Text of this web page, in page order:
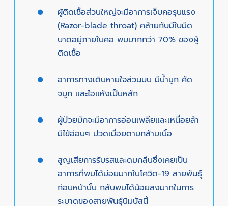
ผู้ติดเชื้อส่วนใหญ่จะมีอาการเจ็บคอรุนแรง
(Razor-blade throat) คล้ายกับมีใบมีด
บาดอยู่ภายในคอ พบมากกว่า 70% ของผู้
ติดเชื้อ
อาการทางเดินหายใจส่วนบน มีน้ำมูก คัด
จมูก และไอแห้งเป็นหลัก
ผู้ป่วยมักจะมีอาการอ่อนเพลียและเหนื่อยล้า
มีไข้อ่อนๆ ปวดเมื่อยตามกล้ามเนื้อ
สูญเสียการรับรสและดมกลิ่นซึ่งเคยเป็น
อาการที่พบได้บ่อยมากในโควิด-19 สายพันธุ์
ก่อนหน้านั้น กลับพบได้น้อยลงมากในการ
ระบาดของสายพันธุ์นิมบัสนี้